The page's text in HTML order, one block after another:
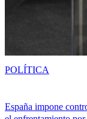
España impone
POLÍTICA